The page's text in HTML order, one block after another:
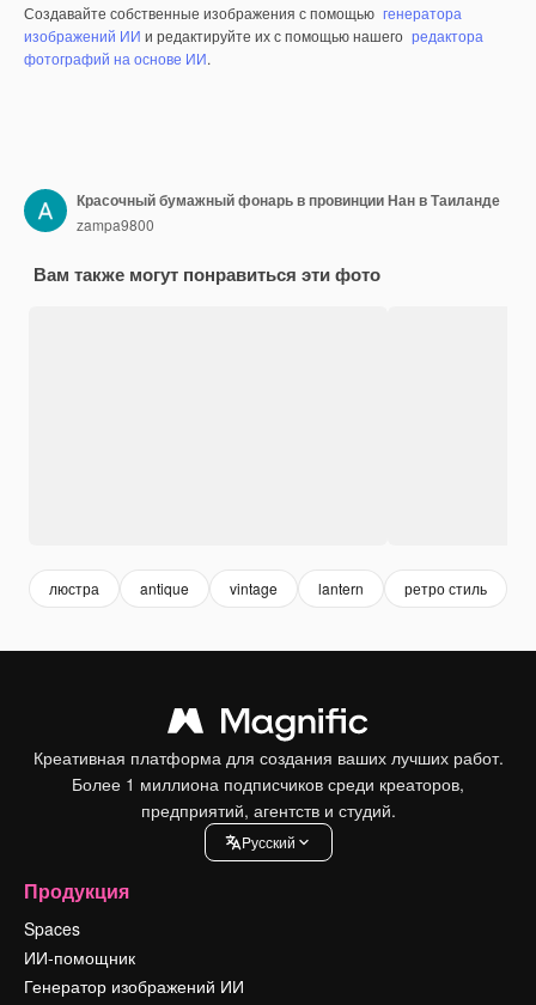
Создавайте собственные изображения с помощью генератора
изображений ИИ и редактируйте их с помощью нашего редактора
фотографий на основе ИИ.
Красочный бумажный фонарь в провинции Нан в Таиланде
zampa9800
Вам также могут понравиться эти фото
люстра antique vintage lantern ретро стиль
Креативная платформа для создания ваших лучших работ.
Более 1 миллиона подписчиков среди креаторов,
предприятий, агентств и студий.
Pусский
Продукция
Spaces
ИИ-помощник
Генератор изображений ИИ